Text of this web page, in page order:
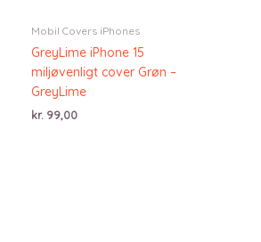
Mobil Covers iPhones
GreyLime iPhone 15
miljøvenligt cover Grøn –
GreyLime
kr. 99,00